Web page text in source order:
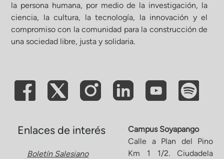
la persona humana, por medio de la investigación, la
ciencia, la cultura, la tecnología, la innovación y el
compromiso con la comunidad para la construcción de
una sociedad libre, justa y solidaria.
Enlaces de interés
Boletín Salesiano
Campus Soyapango
Calle a Plan del Pino
Km 1 1/2. Ciudadela